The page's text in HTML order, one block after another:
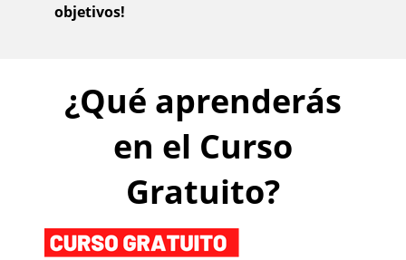
objetivos!
¿Qué aprenderás
en el Curso
Gratuito?